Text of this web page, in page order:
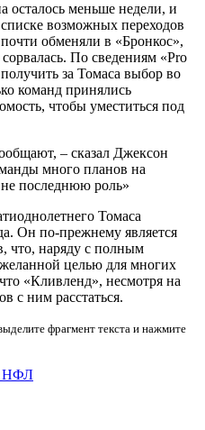
осталось меньше недели, и
возможных переходов
обменяли в «Бронкос»,
По сведениям «Pro
за Томаса выбор во
команд принялись
чтобы уместиться под
– сказал Джексон
много планов на
последнюю роль»
Томаса
Он по-прежнему является
что, наряду с полным
желанной целью для многих
«Кливленд», несмотря на
с ним расстаться.
фрагмент текста и нажмите
НФЛ